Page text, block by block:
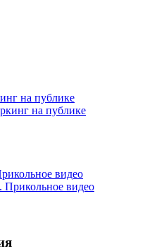
на публике
видео